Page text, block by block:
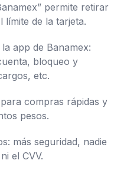
permite retirar
límite de la tarjeta.
app de Banamex:
bloqueo y
etc.
compras rápidas y
pesos.
más seguridad, nadie
el CVV.